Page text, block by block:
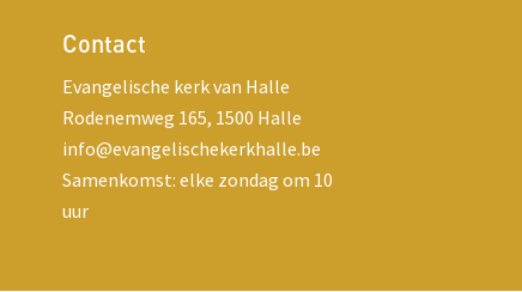
Contact
Evangelische kerk van Halle
Rodenemweg 165, 1500 Halle
info@evangelischekerkhalle.be
Samenkomst: elke zondag om 10
uur